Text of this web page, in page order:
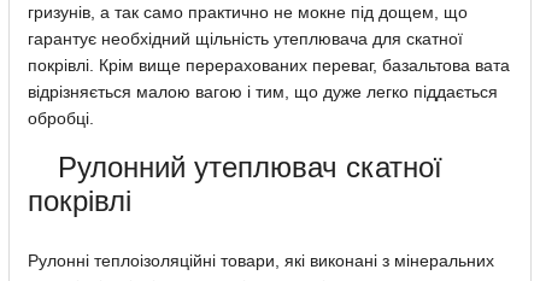
гризунів, а так само практично не мокне під дощем, що
гарантує необхідний щільність утеплювача для скатної
покрівлі. Крім вище перерахованих переваг, базальтова вата
відрізняється малою вагою і тим, що дуже легко піддається
обробці.
Рулонний утеплювач скатної
покрівлі
Рулонні теплоізоляційні товари, які виконані з мінеральних